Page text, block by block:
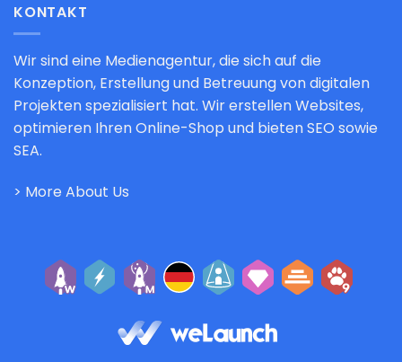
KONTAKT
Wir sind eine Medienagentur, die sich auf die
Konzeption, Erstellung und Betreuung von digitalen
Projekten spezialisiert hat. Wir erstellen Websites,
optimieren Ihren Online-Shop und bieten SEO sowie
SEA.
> More About Us